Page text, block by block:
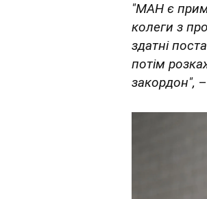
"МАН є
колеги з
здатні
потім
закордон",